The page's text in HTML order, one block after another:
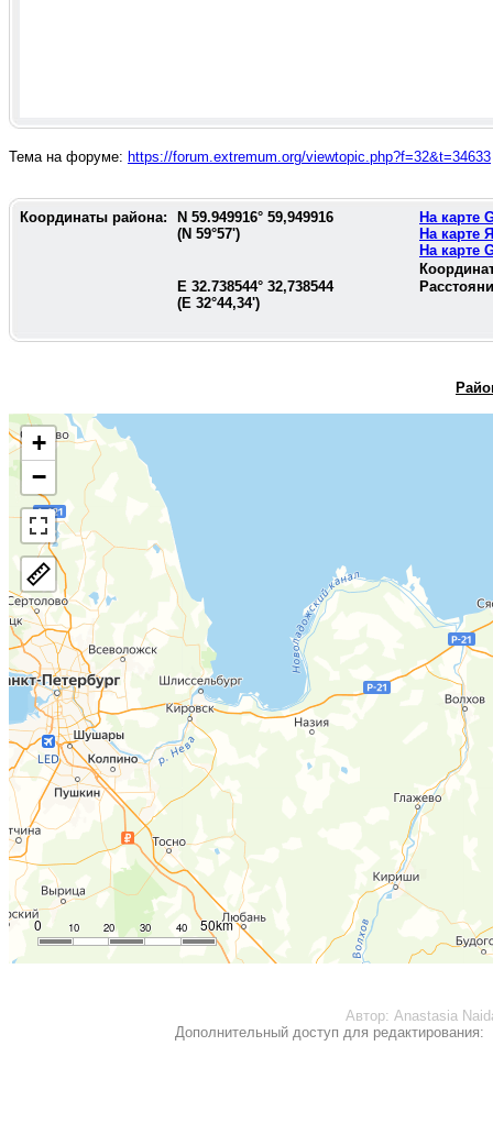
Тема на форуме: https://forum.extremum.org/viewtopic.php?f=32&t=34633
Координаты района: N 59.949916° 59,949916
(N 59°57')
На карте
На карте
На карте
E 32.738544° 32,738544
(E 32°44,34')
+
−
10
0 20 30 40 50km
Автор: Anastasia
Дополнительный доступ для редактирования: